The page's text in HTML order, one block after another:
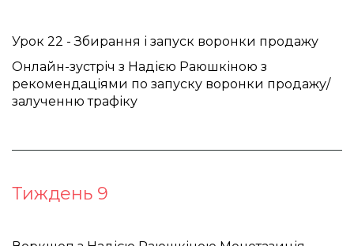
Урок 22 - Збирання і запуск воронки продажу
Онлайн-зустріч з Надією Раюшкіною з
рекомендаціями по запуску воронки продажу/
залученню трафіку
Тиждень 9